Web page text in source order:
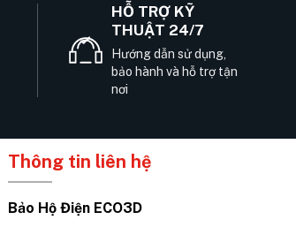
HỖ TRỢ KỸ
THUẬT 24/7
Hướng dẫn sử dụng,
bảo hành và hỗ trợ tận
nơi
Thông tin liên hệ
Bảo Hộ Điện ECO3D